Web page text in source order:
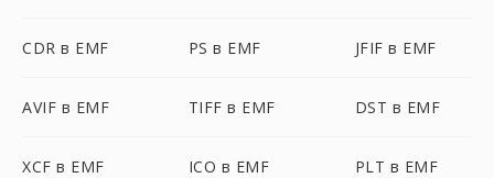
CDR в EMF PS в EMF JFIF в EMF
AVIF в EMF TIFF в EMF DST в EMF
XCF в EMF ICO в EMF PLT в EMF